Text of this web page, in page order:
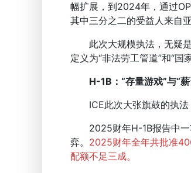
幅扩展，到2024年，通过
其中三分之二的受益人来自
此次大规模执法，无疑是
定义为“非法劳工管道”和“国
H-1B：“存量游戏”与“
ICE此次大张旗鼓的执法
2025财年H-1B报告中一
弈。 2025财年全年共批准
配额不足三成。